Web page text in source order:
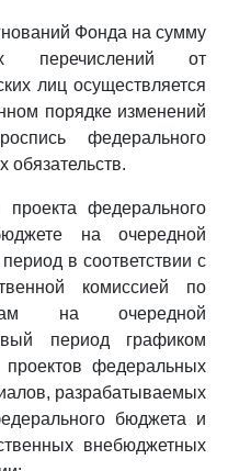
Фонда на сумму
перечислений от
лиц осуществляется
порядке изменений
федерального
федерального
на очередной
в соответствии с
комиссией по
на очередной
период графиком
проектов федеральных
разрабатываемых
бюджета и
внебюджетных